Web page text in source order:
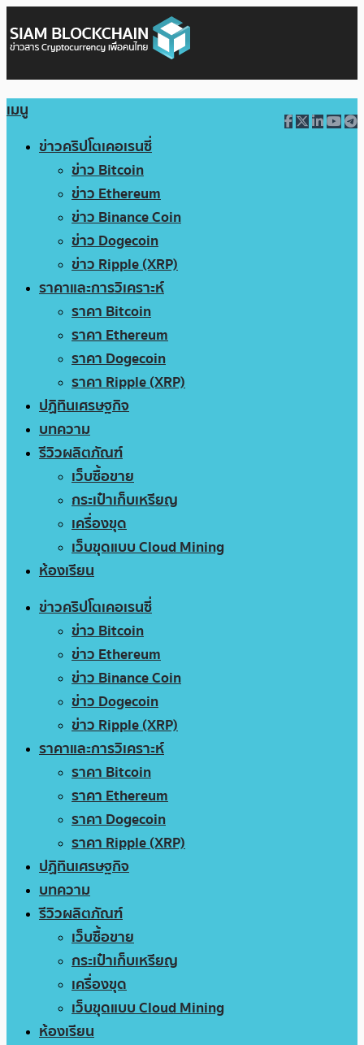
เมนู
ข่าวคริปโตเคอเรนซี่
ข่าว Bitcoin
ข่าว Ethereum
ข่าว Binance Coin
ข่าว Dogecoin
ข่าว Ripple (XRP)
ราคาและการวิเคราะห์
ราคา Bitcoin
ราคา Ethereum
ราคา Dogecoin
ราคา Ripple (XRP)
ปฏิทินเศรษฐกิจ
บทความ
รีวิวผลิตภัณฑ์
เว็บซื้อขาย
กระเป๋าเก็บเหรียญ
เครื่องขุด
เว็บขุดแบบ Cloud Mining
ห้องเรียน
ข่าวคริปโตเคอเรนซี่
ข่าว Bitcoin
ข่าว Ethereum
ข่าว Binance Coin
ข่าว Dogecoin
ข่าว Ripple (XRP)
ราคาและการวิเคราะห์
ราคา Bitcoin
ราคา Ethereum
ราคา Dogecoin
ราคา Ripple (XRP)
ปฏิทินเศรษฐกิจ
บทความ
รีวิวผลิตภัณฑ์
เว็บซื้อขาย
กระเป๋าเก็บเหรียญ
เครื่องขุด
เว็บขุดแบบ Cloud Mining
ห้องเรียน